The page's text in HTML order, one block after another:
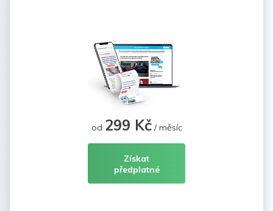
od 299 Kč/ měsíc
Získat
předplatné